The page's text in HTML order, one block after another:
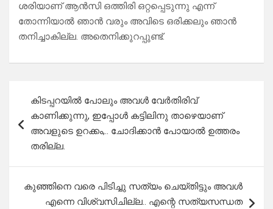
ശരിയാണ് ആൻസി ഒത്തിരി ഒറ്റപ്പെടുന്നു എന്ന്
തോന്നിയാൽ ഞാൻ വരും അവിടെ ഒരിക്കലും ഞാൻ
തനിച്ചാകില്ല. അതെനിക്കുറപ്പുണ്ട്.
navigation
കിടപ്പറയിൽ പോലും അവൾ വേർതിരിവ്
കാണിക്കുന്നു, ഇപ്പോൾ കട്ടിലിനു താഴെയാണ്
അവളുടെ ഉറക്കം,.. ചോദിക്കാൻ പോയാൽ ഉത്തരം
തരില്ല.
കുഞ്ഞിനെ വരെ പിടിച്ചു സത്യം ചെയ്തിട്ടും അവൾ
എന്നെ വിശ്വസിചില്ല.. എന്റെ സത്യസന്ധത